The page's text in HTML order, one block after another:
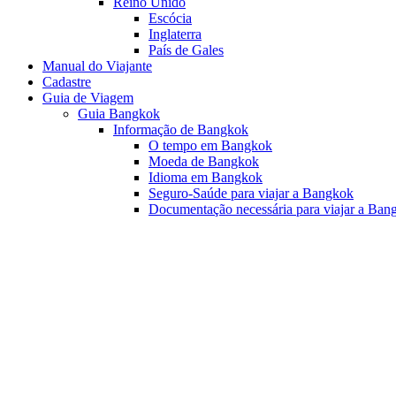
Escócia
Inglaterra
País de Gales
Manual do Viajante
Cadastre
Guia de Viagem
Guia Bangkok
Informação de Bangkok
O tempo em Bangkok
Moeda de Bangkok
Idioma em Bangkok
Seguro-Saúde para viajar a Bangkok
Documentação necessária para viajar a